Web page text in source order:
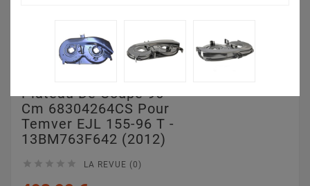
Plateau De Coupe 96
Cm 68304264CS Pour
Temver EJL 155-96 T -
13BM763F642 (2012)
     LA REVUE (0)